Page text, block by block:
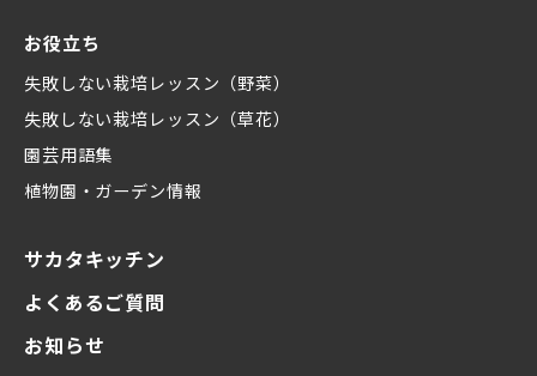
お役立ち
失敗しない栽培レッスン（野菜）
失敗しない栽培レッスン（草花）
園芸用語集
植物園・ガーデン情報
サカタキッチン
よくあるご質問
お知らせ